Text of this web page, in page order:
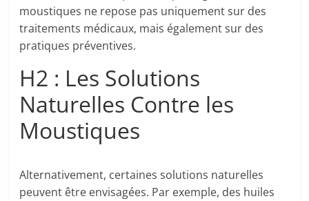
moustiques ne repose pas uniquement sur des
traitements médicaux, mais également sur des
pratiques préventives.
H2 : Les Solutions
Naturelles Contre les
Moustiques
Alternativement, certaines solutions naturelles
peuvent être envisagées. Par exemple, des huiles